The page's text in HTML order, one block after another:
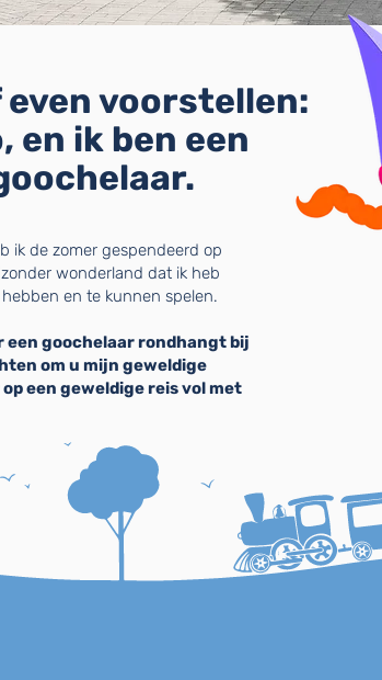
even voorstellen:
en ik ben een
ik de zomer gespendeerd op
wonderland dat ik heb
en te kunnen spelen.
een goochelaar rondhangt bij
om u mijn geweldige
een geweldige reis vol met